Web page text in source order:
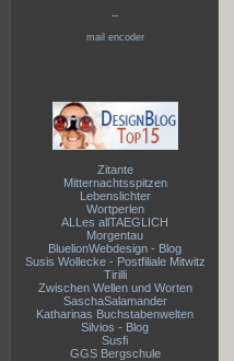
--
mail encoder
Zitante
Mitternachtsspitzen
Lebenslichter
Wortperlen
ALLes allTAEGLICH
Morgentau
BluelionWebdesign - Blog
Susis Wollecke - Postfiliale Mitwitz
Tirilli
Zwischen Wellen und Worten
SaschaSalamander
Katharinas Buchstabenwelten
Silvios - Blog
Susfi
GGS Bergschule